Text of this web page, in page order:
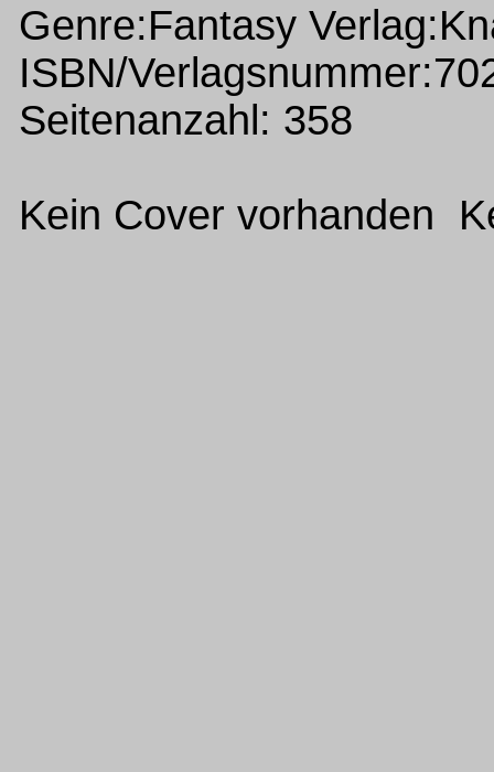
Genre:Fantasy
ISBN/
Seitenanzahl: 358
Kein Cover vorhanden